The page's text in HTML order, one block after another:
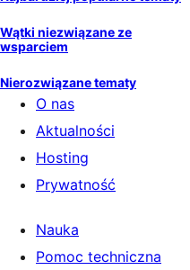
Wątki niezwiązane ze
wsparciem
Nierozwiązane tematy
O nas
Aktualności
Hosting
Prywatność
Nauka
Pomoc techniczna